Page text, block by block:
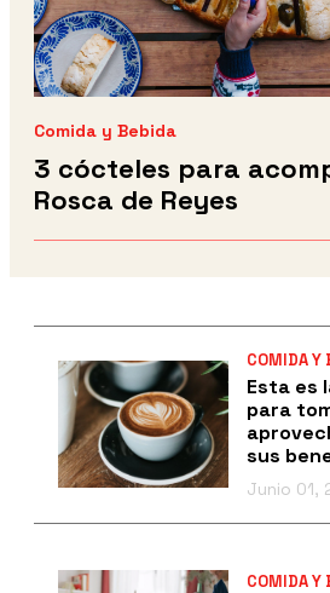
Comida y Bebida
3 cócteles para
Rosca de Reyes
COMIDA Y
Esta es
para
sus
Junio 01,
COMIDA Y